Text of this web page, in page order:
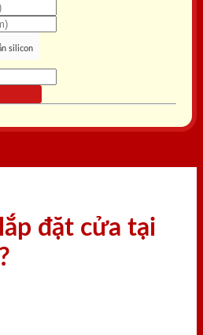
silicon
lắp đặt cửa tại